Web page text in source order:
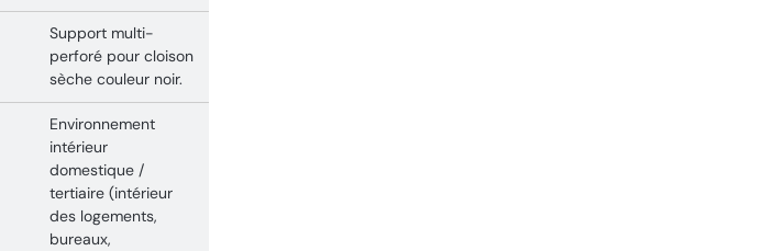
Support multi-
perforé pour cloison
sèche couleur noir.
Environnement
intérieur
domestique /
tertiaire (intérieur
des logements,
bureaux,